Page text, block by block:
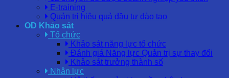
E-training
Quản trị hiệu quả đầu tư đào tạo
OD Khảo sát
Tổ chức
Khảo sát năng lực tổ chức
Đánh giá Năng lực Quản trị sự thay đổi
Khảo sát trưởng thành số
Nhân lực